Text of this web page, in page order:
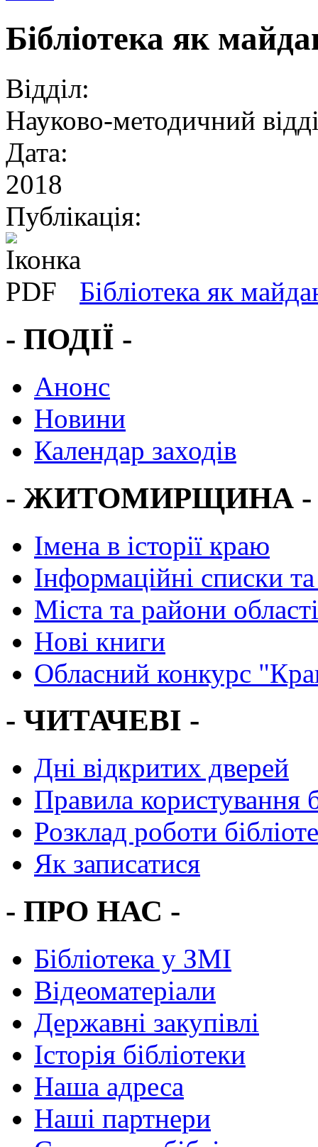
Бібліотека як
Відділ:
Науково-методичний
Дата:
2018
Публікація:
Бібліотека як
- ПОДІЇ -
Анонс
Новини
Календар заходів
- ЖИТОМИРЩИНА -
Імена в історії краю
Інформаційні списки
Міста та райони області
Нові книги
Обласний конкурс
- ЧИТАЧЕВІ -
Дні відкритих дверей
Правила користування
Розклад роботи
Як записатися
- ПРО НАС -
Бібліотека у ЗМІ
Відеоматеріали
Державні закупівлі
Історія бібліотеки
Наша адреса
Наші партнери